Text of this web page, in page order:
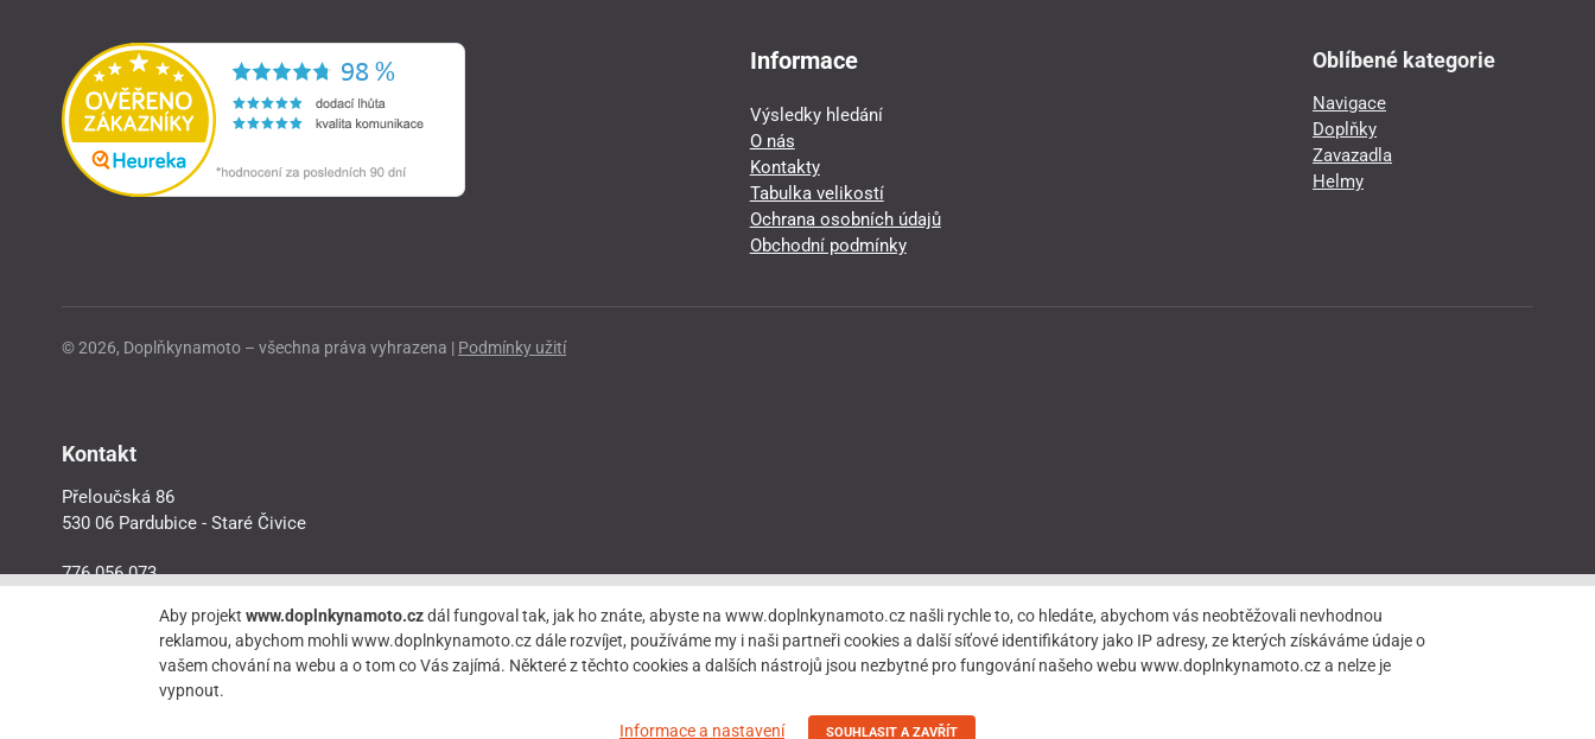
Informace
Výsledky hledání
O nás
Kontakty
Tabulka velikostí
Ochrana osobních údajů
Obchodní podmínky
Oblíbené kategorie
Navigace
Doplňky
Zavazadla
Helmy
© 2026, Doplňkynamoto – všechna práva vyhrazena | Podmínky užití
Kontakt
Přeloučská 86
530 06 Pardubice - Staré Čivice
776 056 073
Aby projektwww.doplnkynamoto.czdál fungoval tak, jak ho znáte, abyste na www.doplnkynamoto.cz našli rychle to, co hledáte, abychom vás neobtěžovali nevhodnou
reklamou, abychom mohli www.doplnkynamoto.cz dále rozvíjet, používáme my i naši partneři cookies a další síťové identifikátory jako IP adresy, ze kterých získáváme údaje o
vašem chování na webu a o tom co Vás zajímá. Některé z těchto cookies a dalších nástrojů jsou nezbytné pro fungování našeho webu www.doplnkynamoto.cz a nelze je
vypnout.
Informace a nastavení SOUHLASIT A ZAVŘÍT